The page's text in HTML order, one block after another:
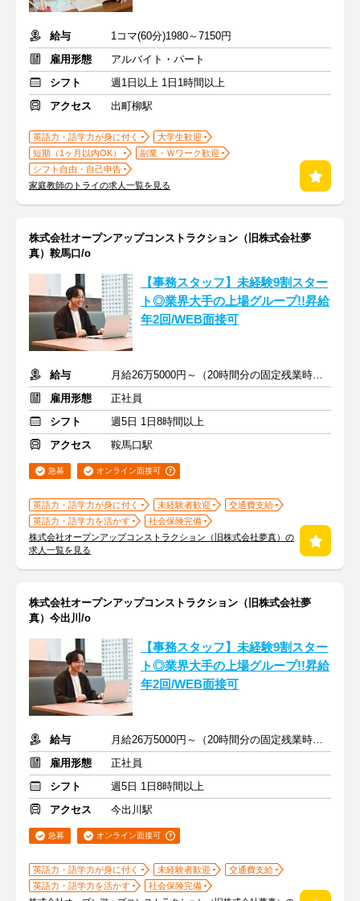
給与
1コマ(60分)1980～7150円
雇用形態
アルバイト・パート
シフト
週1日以上 1日1時間以上
アクセス
出町柳駅
英語力・語学力が身に付く
大学生歓迎
短期（1ヶ月以内OK）
副業・Ｗワーク歓迎
シフト自由・自己申告
家庭教師のトライの求人一覧を見る
株式会社オープンアップコンストラクション（旧株式会社夢
真）鞍馬口/o
【事務スタッフ】未経験9割スター
ト◎業界大手の上場グループ!!昇給
年2回/WEB面接可
給与
月給26万5000円～（20時間分の固定残業時間代を含む）
雇用形態
正社員
シフト
週5日 1日8時間以上
アクセス
鞍馬口駅
急募 オンライン面接可
英語力・語学力が身に付く 未経験者歓迎
交通費支給
英語力・語学力を活かす
社会保険完備
株式会社オープンアップコンストラクション（旧株式会社夢真）の
求人一覧を見る
株式会社オープンアップコンストラクション（旧株式会社夢
真）今出川/o
【事務スタッフ】未経験9割スター
ト◎業界大手の上場グループ!!昇給
年2回/WEB面接可
給与
月給26万5000円～（20時間分の固定残業時間代を含む）
雇用形態
正社員
シフト
週5日 1日8時間以上
アクセス
今出川駅
急募 オンライン面接可
英語力・語学力が身に付く 未経験者歓迎
交通費支給
英語力・語学力を活かす
社会保険完備